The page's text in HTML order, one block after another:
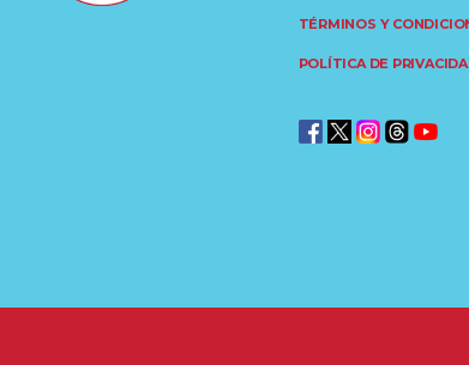
TÉRMINOS Y
POLÍTICA DE